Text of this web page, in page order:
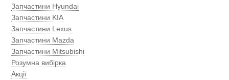
Запчастини Hyundai
Запчастини KIA
Запчастини Lexus
Запчастини Mazda
Запчастини Mitsubishi
Розумна вибірка
Акції